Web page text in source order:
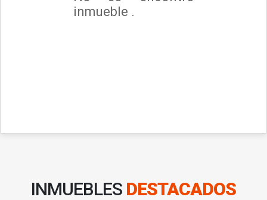
inmueble .
INMUEBLES DESTACADOS